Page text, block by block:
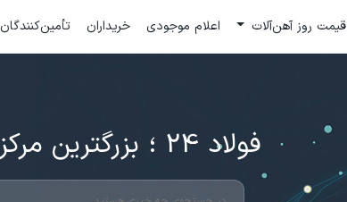
قیمت روز آهن‌آلات اعلام موجودی خریداران تأمین‌کنندگان
فولاد 24 ؛ بزرگترین مرکز تجارت آنلاین فلزات